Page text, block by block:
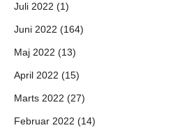
Juli 2022 (1)
Juni 2022 (164)
Maj 2022 (13)
April 2022 (15)
Marts 2022 (27)
Februar 2022 (14)